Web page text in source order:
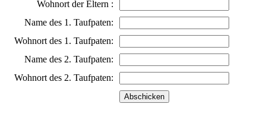
Wohnort der Eltern :
Name des 1. Taufpaten:
Wohnort des 1. Taufpaten:
Name des 2. Taufpaten:
Wohnort des 2. Taufpaten: